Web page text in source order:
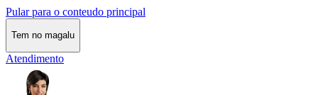
Pular para o conteudo principal
Tem no magalu
Atendimento